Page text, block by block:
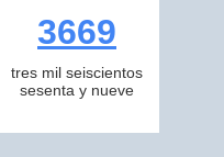
3669
tres mil seiscientos
sesenta y nueve